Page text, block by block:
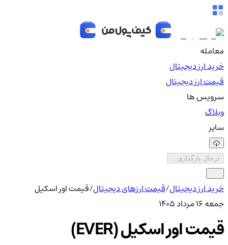
معامله
خرید ارز دیجیتال
قیمت ارز دیجیتال
سرویس ها
وبلاگ
سایر
درحال بارگذاری...
خرید ارز دیجیتال/قیمت ارزهای دیجیتال/قیمت اور اسکیل
جمعه ۱۶ مرداد ۱۴۰۵
قیمت اور اسکیل (EVER)